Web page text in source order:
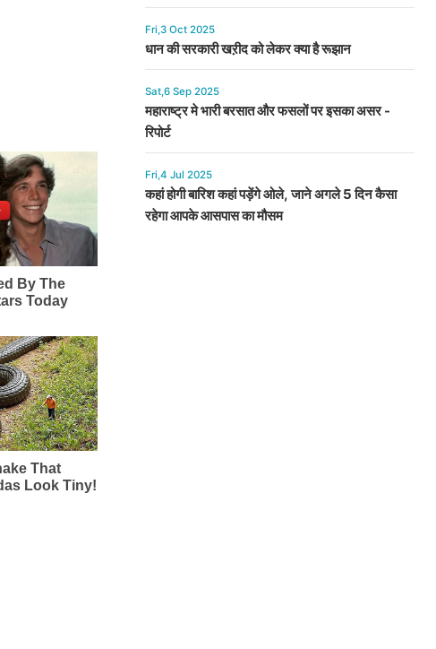
Fri,3 Oct 2025
धान की सरकारी खऱीद को लेकर क्या है रूझान
Sat,6 Sep 2025
महाराष्ट्र मे भारी बरसात और फसलों पर इसका असर -
रिपोर्ट
Fri,4 Jul 2025
कहां होगी बारिश कहां पड़ेंगे ओले, जाने अगले 5 दिन कैसा
रहेगा आपके आसपास का मौसम